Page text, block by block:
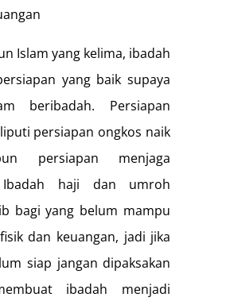
Islam yang kelima, ibadah
yang baik supaya
beribadah. Persiapan
persiapan ongkos naik
persiapan menjaga
Ibadah haji dan umroh
bagi yang belum mampu
dan keuangan, jadi jika
siap jangan dipaksakan
ibadah menjadi